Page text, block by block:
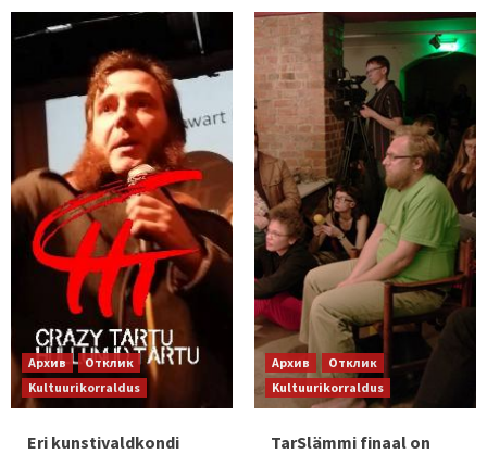
Архив
Отклик
Kultuurikorraldus
Eri kunstivaldkondi
Архив
Отклик
Kultuurikorraldus
TarSlämmi finaal on